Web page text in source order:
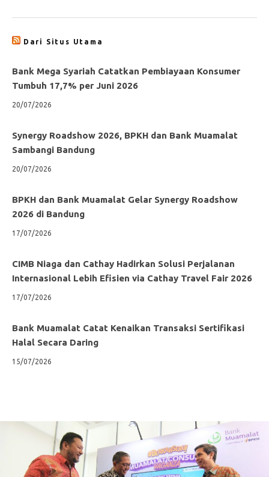
Dari Situs Utama
Bank Mega Syariah Catatkan Pembiayaan Konsumer
Tumbuh 17,7% per Juni 2026
20/07/2026
Synergy Roadshow 2026, BPKH dan Bank Muamalat
Sambangi Bandung
20/07/2026
BPKH dan Bank Muamalat Gelar Synergy Roadshow
2026 di Bandung
17/07/2026
CIMB Niaga dan Cathay Hadirkan Solusi Perjalanan
Internasional Lebih Efisien via Cathay Travel Fair 2026
17/07/2026
Bank Muamalat Catat Kenaikan Transaksi Sertifikasi
Halal Secara Daring
15/07/2026